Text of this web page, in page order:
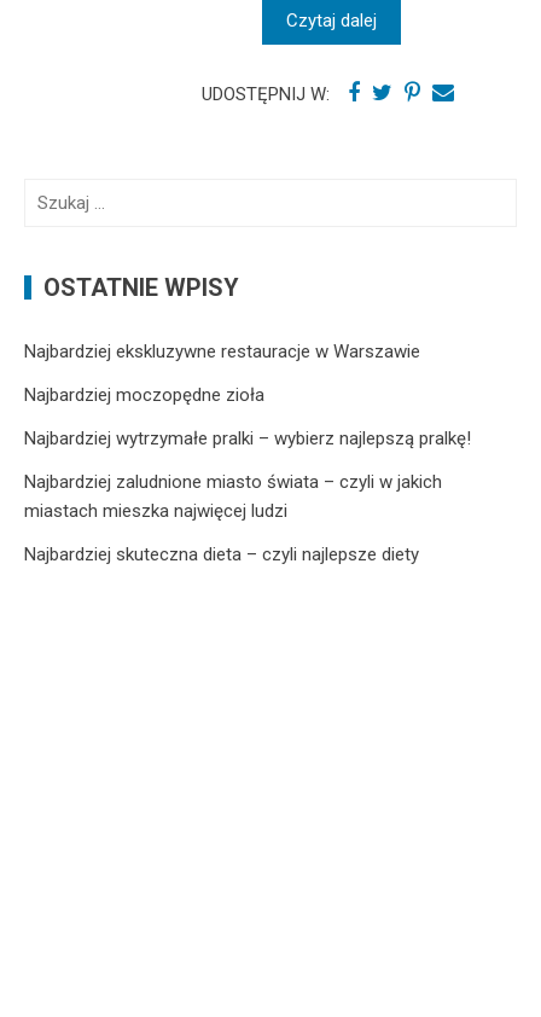
Czytaj dalej
UDOSTĘPNIJ W:
k
OSTATNIE WPISY
Najbardziej ekskluzywne restauracje w Warszawie
Najbardziej moczopędne zioła
Najbardziej wytrzymałe pralki – wybierz najlepszą pralkę!
Najbardziej zaludnione miasto świata – czyli w jakich
miastach mieszka najwięcej ludzi
Najbardziej skuteczna dieta – czyli najlepsze diety